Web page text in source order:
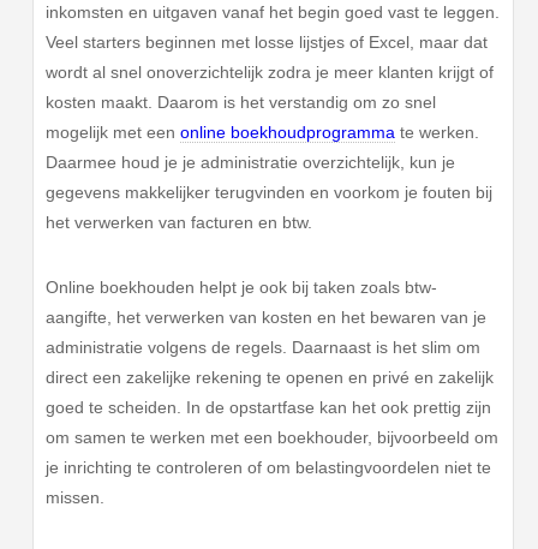
inkomsten en uitgaven vanaf het begin goed vast te leggen.
Veel starters beginnen met losse lijstjes of Excel, maar dat
wordt al snel onoverzichtelijk zodra je meer klanten krijgt of
kosten maakt. Daarom is het verstandig om zo snel
mogelijk met eenonline boekhoudprogramma te werken.
Daarmee houd je je administratie overzichtelijk, kun je
gegevens makkelijker terugvinden en voorkom je fouten bij
het verwerken van facturen en btw.
Online boekhouden helpt je ook bij taken zoals btw-
aangifte, het verwerken van kosten en het bewaren van je
administratie volgens de regels. Daarnaast is het slim om
direct een zakelijke rekening te openen en privé en zakelijk
goed te scheiden. In de opstartfase kan het ook prettig zijn
om samen te werken met een boekhouder, bijvoorbeeld om
je inrichting te controleren of om belastingvoordelen niet te
missen.